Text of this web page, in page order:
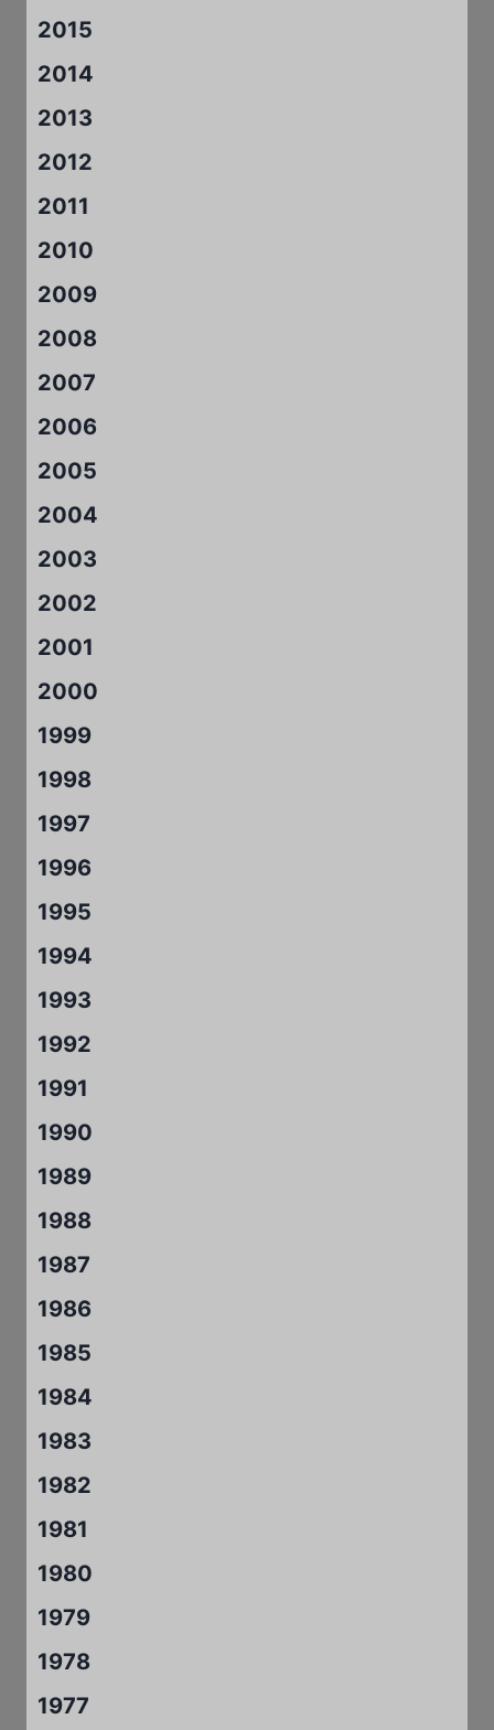
2015
2014
2013
2012
2011
2010
2009
2008
2007
2006
2005
2004
2003
2002
2001
2000
1999
1998
1997
1996
1995
1994
1993
1992
1991
1990
1989
1988
1987
1986
1985
1984
1983
1982
1981
1980
1979
1978
1977